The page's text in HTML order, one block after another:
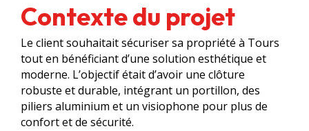
Contexte du projet
Le client souhaitait sécuriser sa propriété à Tours
tout en bénéficiant d’une solution esthétique et
moderne. L’objectif était d’avoir une clôture
robuste et durable, intégrant un portillon, des
piliers aluminium et un visiophone pour plus de
confort et de sécurité.